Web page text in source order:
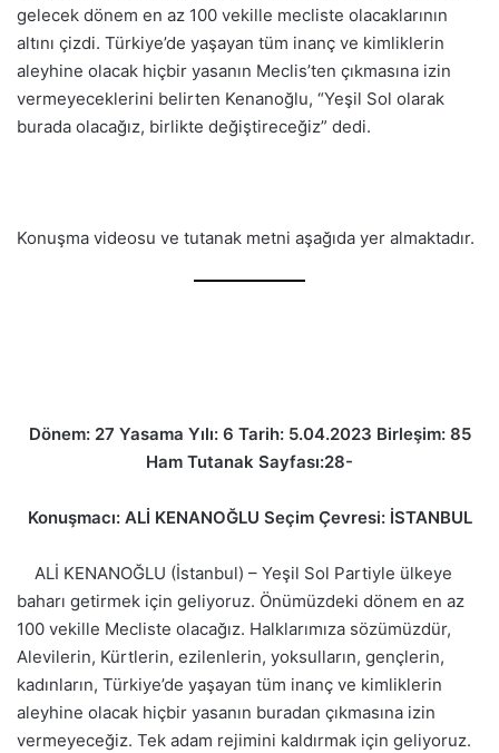
gelecek dönem en az 100 vekille mecliste olacaklarının
altını çizdi. Türkiye’de yaşayan tüm inanç ve kimliklerin
aleyhine olacak hiçbir yasanın Meclis’ten çıkmasına izin
vermeyeceklerini belirten Kenanoğlu, “Yeşil Sol olarak
burada olacağız, birlikte değiştireceğiz” dedi.
Konuşma videosu ve tutanak metni aşağıda yer almaktadır.
Dönem: 27 Yasama Yılı: 6 Tarih: 5.04.2023 Birleşim: 85
Ham Tutanak Sayfası:28-
Konuşmacı: ALİ KENANOĞLU Seçim Çevresi: İSTANBUL
ALİ KENANOĞLU (İstanbul) – Yeşil Sol Partiyle ülkeye
baharı getirmek için geliyoruz. Önümüzdeki dönem en az
100 vekille Mecliste olacağız. Halklarımıza sözümüzdür,
Alevilerin, Kürtlerin, ezilenlerin, yoksulların, gençlerin,
kadınların, Türkiye’de yaşayan tüm inanç ve kimliklerin
aleyhine olacak hiçbir yasanın buradan çıkmasına izin
vermeyeceğiz. Tek adam rejimini kaldırmak için geliyoruz.